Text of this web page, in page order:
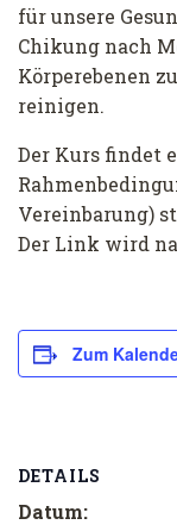
für unsere
Chikung nach
Körperebenen
reinigen.
Der Kurs findet
Vereinbarung)
Der Link wird
Zum
DETAILS
Datum: